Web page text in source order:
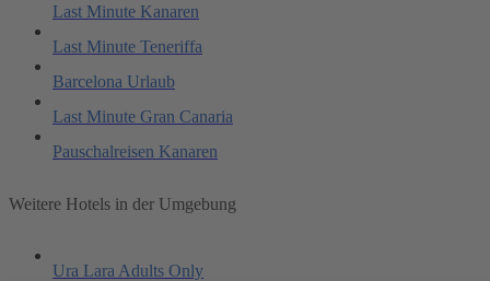
Last Minute Kanaren
Last Minute Teneriffa
Barcelona Urlaub
Last Minute Gran Canaria
Pauschalreisen Kanaren
Weitere Hotels in der Umgebung
Ura Lara Adults Only